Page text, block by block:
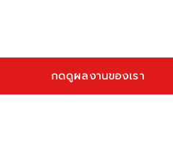
กดดูผลงานของเรา